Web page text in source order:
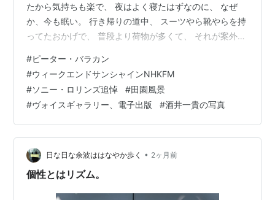
たから気持ちも楽で、 夜はよく寝たはずなのに、 なぜ
か、今も眠い。 行き帰りの道中、 スーツやら靴やらを持
ってたおかげで、 普段より荷物が多くて、 それが案外こ
影は 初日、実家までの道のりと、 3日目の今朝、 早朝に
撮ったのを合わせて 計384カット。 とくに今朝は NHK-
FM の聞き逃しで ソニー・ロリンズの追悼特集を聴きな
がら ジャズの名演とともに撮影を楽しむことができた。
そんな感じで楽しむのはいいのだが、 集中と没頭も 後に
な…
#ピーター・バラカン
#ウィークエンドサンシャインNHKFM
#ソニー・ロリンズ追悼 #田園風景
#ヴォイスギャラリー、電子出版 #酒井一貴の写真
日な日な余波ははなやか歩く • 2ヶ月前
個性とはリズム。